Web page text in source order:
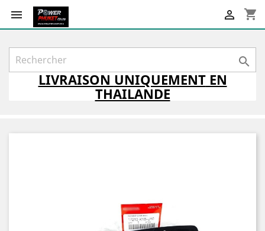
 shopping_cart


LIVRAISON UNIQUEMENTEN
THAILANDE